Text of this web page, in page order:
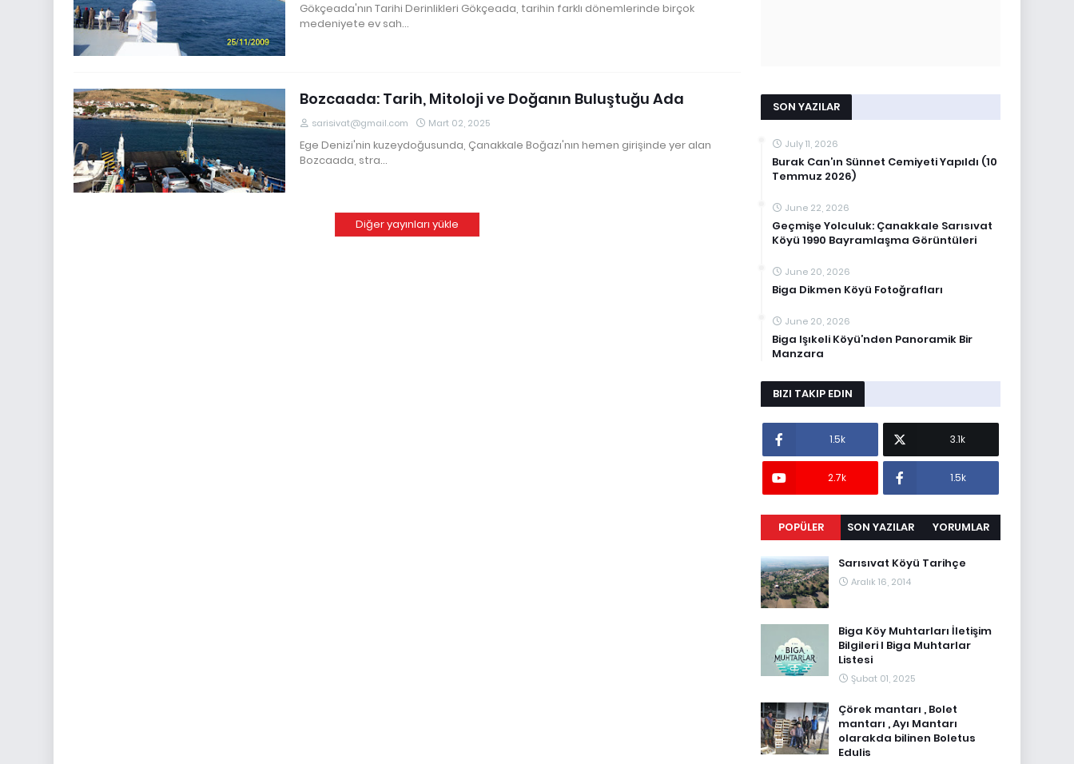
Gökçeada'nın Tarihi Derinlikleri Gökçeada, tarihin farklı dönemlerinde birçok
medeniyete ev sah…
Bozcaada: Tarih, Mitoloji ve Doğanın Buluştuğu Ada
sarisivat@gmail.com Mart 02, 2025
Ege Denizi'nin kuzeydoğusunda, Çanakkale Boğazı'nın hemen girişinde yer alan
Bozcaada, stra…
Diğer yayınları yükle
SON YAZILAR
July 11, 2026
Burak Can’ın Sünnet Cemiyeti Yapıldı (10
Temmuz 2026)
June 22, 2026
Geçmişe Yolculuk: Çanakkale Sarısıvat
Köyü 1990 Bayramlaşma Görüntüleri
June 20, 2026
Biga Dikmen Köyü Fotoğrafları
June 20, 2026
Biga Işıkeli Köyü’nden Panoramik Bir
Manzara
BIZI TAKIP EDIN
1.5k 3.1k
2.7k 1.5k
POPÜLER SON YAZILAR YORUMLAR
Sarısıvat Köyü Tarihçe
Aralık 16, 2014
Biga Köy Muhtarları İletişim
Bilgileri I Biga Muhtarlar
Listesi
Şubat 01, 2025
Çörek mantarı , Bolet
mantarı , Ayı Mantarı
olarakda bilinen Boletus
Edulis